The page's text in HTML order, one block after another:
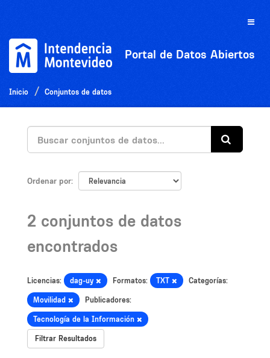
Toggle
Portal de Datos Abiertos
Inicio Conjuntos de datos
Ordenar por
2 conjuntos de datos
encontrados
Licencias: dag-uy Formatos: TXT Categorías:
Movilidad Publicadores:
Tecnología de la Información
Filtrar Resultados